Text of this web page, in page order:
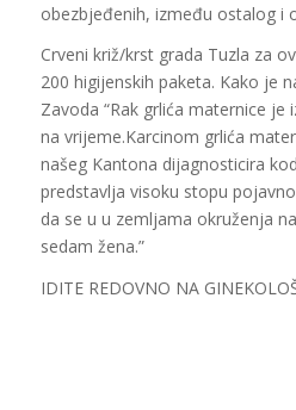
obezbjeđenih, između ostalog i
Crveni križ/krst grada Tuzla za
200 higijenskih paketa. Kako je
Zavoda “Rak grlića maternice
na vrijeme.Karcinom grlića
našeg Kantona dijagnosticira
predstavlja visoku stopu
da se u u zemljama okruženja
sedam žena.”
IDITE REDOVNO NA